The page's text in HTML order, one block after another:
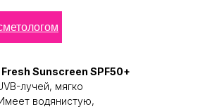
Sunscreen SPF50+
лучей, мягко
водянистую,